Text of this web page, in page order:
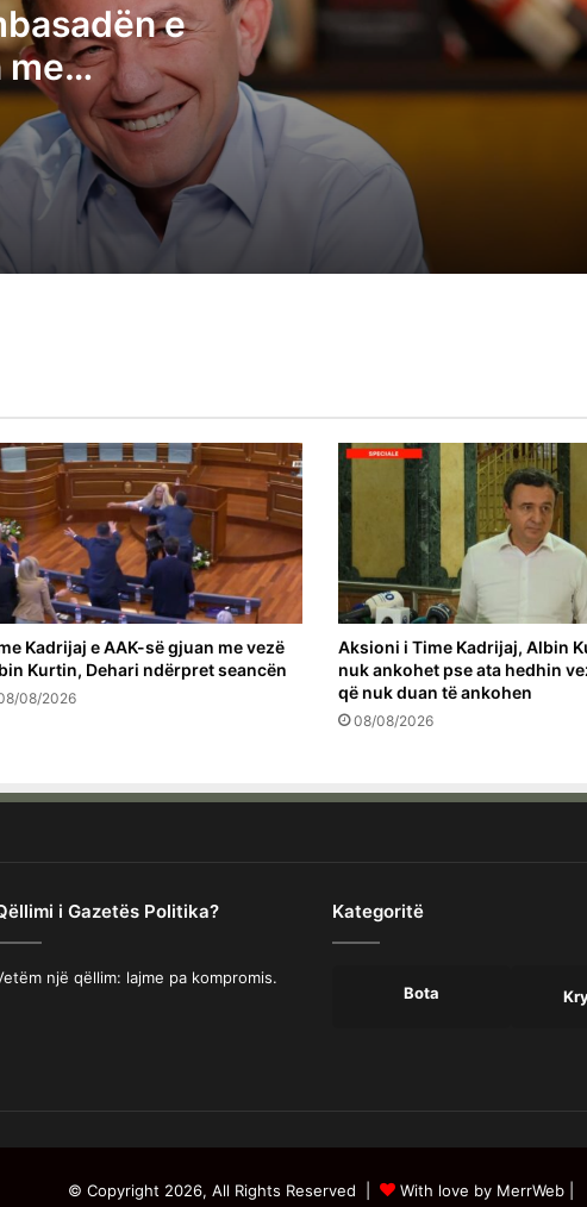
e
me
t’u i zbutë
Gjuajtja me vezë në Kuvend, Daut
Haradinaj: Durimi ka kufi
Gjini lavdëron Kadrijajn pas hedhjes së
vezëve ndaj Kurtit: Timja kurrë s’ka
munguar për vendin
Arjeta Fejza pas incidentit me vezë në
Kuvend: Ne kemi gjuajtur kundër
e “Zajednicës”, këta kundër ftesës për
Kadrijaj e AAK-së gjuan me vezë
Kurtin, Dehari ndërpret seancën
08/2026
Aksioni i Time Kadrijaj, Albin
nuk ankohet pse ata hedhin
që nuk duan të ankohen
08/08/2026
i Gazetës Politika?
një qëllim: lajme pa kompromis.
Kategoritë
Bota
© Copyright 2026, All Rights Reserved | With love by MerrWeb|